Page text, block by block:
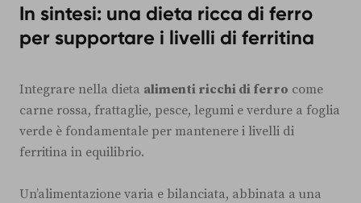
In sintesi: una dieta ricca di ferro
per supportare i livelli di ferritina
Integrare nella dieta alimenti ricchi di ferro come
carne rossa, frattaglie, pesce, legumi e verdure a foglia
verde è fondamentale per mantenere i livelli di
ferritina in equilibrio.
Un’alimentazione varia e bilanciata, abbinata a una